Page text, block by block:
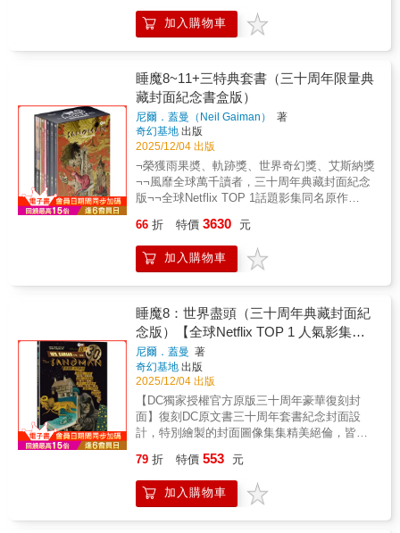
治盧卡斯卻並非【帝國大反擊】的導演，這一
次，盧卡斯轉作監製，他找上了恩師艾文克許
納執導，究竟是這後面有什麼秘辛呢？【帝國
醋｜電影製片、影評人 熱烈推薦（依姓名筆劃
順序）小莊｜導演，漫畫家半瓶醋｜電影製
片、影評人臥斧翁煌德｜「無影無蹤」版主
馬 欣｜作家、影評人葉 郎｜文字工作者、
《從前，有個錄影帶店》作者詹正德｜影評人
膝關節｜影評人、台灣影評協會監事 :: 全球影
迷激情盛讚 :: ──────────「任何致力創作
的人都應該讀讀這本書。它犀利、有趣，充滿
後，當晚連續讀了兩遍。第一次像飢餓的人一
口氣吞下，第二次則慢慢品味所有細節。敘事
依然精準而流暢，充滿轉折、驚喜、不可思議
的軼事、不同層次的閱讀意義，以及對首集的
入。畫風依舊銳利、生動。即便繪者的風格是
精簡線條，但角色依然真實得像活著一樣。」
「我被喬治．盧卡斯曾經歷的人生深深感動，
我完全不知道這些事，讀到時相當震撼。」
「這是一部啟發人心的作品，能給人勇氣，也
能學到很多關於電影的知識。我強烈推薦這本
書一千次！這是一本值得它所有成功的書。」
「在第一集已經把標準拉得很高，第二集也沒
有讓人失望。明明第一部三部曲的成功，本應
讓續集製作變得容易，但喬治．盧卡斯在拍攝
《帝國大反擊》時依然遭遇無數麻煩。」
精彩絕倫的故事。神祕的無盡家族成員各擁一
篇專屬傳說，皆由享譽國際的頂尖漫畫大師親
自操刀繪製。這些故事從鬼氣森森到悲喜交
織，再從頹靡誘惑到夢魘纏身，跨越時空界
線，成就了發人深省的傳說。它們揭露的詭異
祕密與驚人真相，正屬於這群不朽的兄弟姊妹
——死亡、欲望、夢、絕望、譫妄、毀滅與命
運。——✴✴✴——
系水墨插畫家）、方波坡POPO （廢柴觀察
室）、陳怡靜（漫畫記者/《大人的漫畫社》主
持人）、麥人杰（知名作家）、龍貓大王通信
——✴✴✴——作為尼爾．蓋曼的成名作，《睡
魔》以深邃絢麗、富有詩意的筆調，講述了這
位夢之主宰的傳奇。它由數部獨立的篇章組
成，所有故事又有着千絲萬縷的聯繫。其架構
宏大，跨越無限時空：從遠古蠻荒到紐約街
頭，從現實到幻境，無論神鬼精怪、超級英雄
還是庸碌一生的凡人，都參與了這部悲喜劇的
演出；而不同漫畫家的參與，更使《睡魔》充
姿多彩。——✴✴✴——【故事介紹】《睡魔
堂向殞落的夢之王致意，永恆家族的摩耳甫斯
與他的冒險至此畫上句點。摩耳甫斯的死亡事
後再掀餘波，受影響的包含一個拒絕死亡的男
人、一個迷失在夢境荒漠的中國賢哲，以及年
邁的莎士比亞——他已逢薄暮之年，卻仍有責
實現自己與睡魔有過的一宗交易。——✴✴✴
——
睡魔更凸顯亮麗色彩。——✴✴✴——榮獲雨果
奬、軌跡獎、世界奇幻獎、艾斯納獎風靡全球
史上最為暢銷、廣受好評的圖像作品之一，漫
畫領域中成熟、詩意幻想的標竿。DC宇宙神祕
又強大的「無盡家族」一員，「夢」將化為人
形，行走於凡人世界之中睡魔，一位身穿黑色
風衣、有著星辰般雙眼的憂鬱男子。他既非神
祇，也非魔鬼，更不是超級英雄，他是誕生於
奇幻文學大師尼爾．蓋曼筆下的「夢之主」，
是DC宇宙中強大而神祕的「無盡家族」一員。
♕榮獲雨果獎、軌跡獎、世界奇幻獎、艾斯納
獎、安古蘭漫畫節編劇獎等獎項——✴✴✴——
系水墨插畫家）、方波坡POPO （廢柴觀察
室）、陳怡靜（漫畫記者/《大人的漫畫社》主
持人）、麥人杰（知名作家）、龍貓大王通信
——✴✴✴——作為尼爾．蓋曼的成名作，《睡
魔》以深邃絢麗、富有詩意的筆調，講述了這
位夢之主宰的傳奇。它由數部獨立的篇章組
成，所有故事又有着千絲萬縷的聯繫。其架構
宏大，跨越無限時空：從遠古蠻荒到紐約街
頭，從現實到幻境，無論神鬼精怪、超級英雄
還是庸碌一生的凡人，都參與了這部悲喜劇的
演出；而不同漫畫家的參與，更使《睡魔》充
姿多彩。——✴✴✴——【故事介紹】《睡魔
倪厄斯、歐墨尼德斯、狄賴、孚里斯。她們是
復仇的使者，毫不寬容、勢不可擋，除非受追
討者以血償罪，否則她們絕不罷休。當呂忒．
加入購物車
睡魔8~11+三特典套書（三十周年限量典
藏封面紀念書盒版）
尼爾．蓋曼（Neil Gaiman）
著
奇幻基地 出版
2025/12/04 出版
¬榮獲雨果奬、軌跡獎、世界奇幻獎、艾斯納獎
¬¬風靡全球萬千讀者，三十周年典藏封面紀念
版¬¬全球Netflix TOP 1話題影集同名原作
限量贈品三十周年經典漫畫封面版本限量睡魔
書卡七張限量贈品睡魔全彩海報一張限量特別
設計書盒包裝箱***【DC獨家授權原汁原味三十
美絕倫，皆圍繞故事情節，呈現經典雋永內
容。台灣版本內外印製使用高級美術紙，白底
透光，為墨重的睡魔更凸顯亮麗色彩。【DC獨
家授權特製硬殻收藏書盒．質感呈現】以DC原
文書三十週年套書書盒為原本，拆分兩套設
計，書盒外皮引用萊妮細紋美術紙，格紋細
膩，圖片印製精美，書名The Sandman做燙金
設計，呈現經典之作，書盒上方標示睡魔頭盔
與30周年版本，尊榮限量，更能體現奇幻大師
代表作！【限量贈品三十周年經典漫畫封面版
漫畫封面書卡，雙面印刷，閱讀漫畫時與故事
搭配，倘佯字裡行間與畫中有奇幻的境界！
【限量贈品天野喜孝大師畫作全彩海報一張】
66 折 特價 3630 元
加入購物車
睡魔8：世界盡頭（三十周年典藏封面紀
念版）【全球Netflix TOP 1 人氣影集同
名原作，奇幻文學大師尼爾‧蓋曼最知名
經典美漫代表作】
尼爾．蓋曼 著
奇幻基地 出版
2025/12/04 出版
【DC獨家授權官方原版三十周年豪華復刻封
面】復刻DC原文書三十周年套書紀念封面設
計，特別繪製的封面圖像集集精美絕倫，皆圍
外印製使用高級美術紙，白底透光，為墨重的
睡魔更凸顯亮麗色彩。——✴✴✴——榮獲雨果
奬、軌跡獎、世界奇幻獎、艾斯納獎風靡全球
79 折 特價 553 元
加入購物車